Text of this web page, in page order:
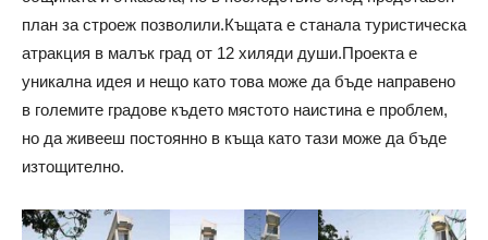
план за строеж позволили.Къщата е станала туристическа
атракция в малък град от 12 хиляди души.Проекта е
уникална идея и нещо като това може да бъде направено
в големите градове където мястото наистина е проблем,
но да живееш постоянно в къща като тази може да бъде
изтощително.